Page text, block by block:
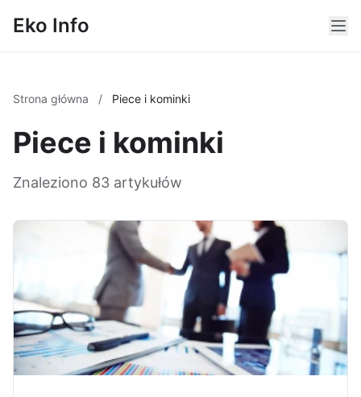
Eko Info
Strona główna / Piece i kominki
Piece i kominki
Znaleziono 83 artykułów